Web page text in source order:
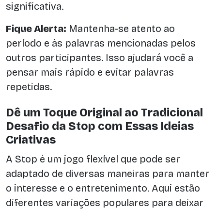
significativa.
Fique Alerta: Mantenha-se atento ao
período e às palavras mencionadas pelos
outros participantes. Isso ajudará você a
pensar mais rápido e evitar palavras
repetidas.
Dê um Toque Original ao Tradicional
Desafio da Stop com Essas Ideias
Criativas
A Stop é um jogo flexível que pode ser
adaptado de diversas maneiras para manter
o interesse e o entretenimento. Aqui estão
diferentes variações populares para deixar